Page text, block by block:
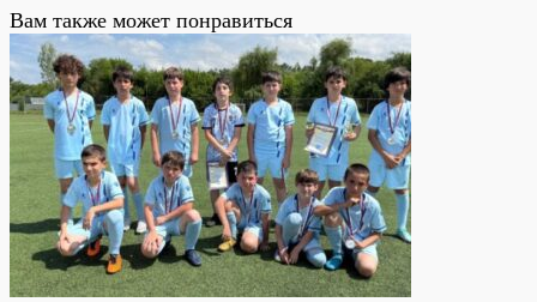
Вам также может понравиться